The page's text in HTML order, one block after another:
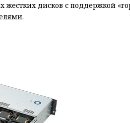
дисков с поддержкой